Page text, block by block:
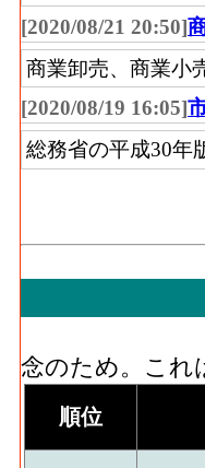
[2020/08/21 20:50]
商業卸売、商業小
[2020/08/19 16:05]
総務省の平成30年
念のため。これ
順位